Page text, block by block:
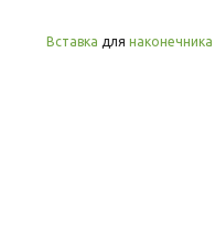
Вставка для наконечника